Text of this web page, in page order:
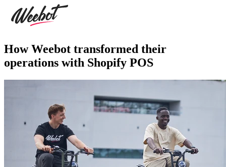
How Weebot transformed their
operations with Shopify POS